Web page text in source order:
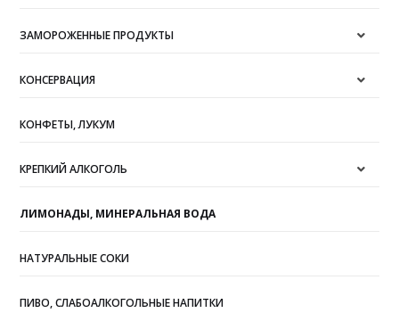
ЗАМОРОЖЕННЫЕ ПРОДУКТЫ
КОНСЕРВАЦИЯ
КОНФЕТЫ, ЛУКУМ
КРЕПКИЙ АЛКОГОЛЬ
ЛИМОНАДЫ, МИНЕРАЛЬНАЯ ВОДА
НАТУРАЛЬНЫЕ СОКИ
ПИВО, СЛАБОАЛКОГОЛЬНЫЕ НАПИТКИ